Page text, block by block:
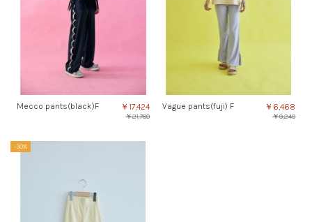
Mecco pants(black)F ￥17,424
￥21,780
Vague pants(fuji) F ￥6,468
￥9,240
-30%